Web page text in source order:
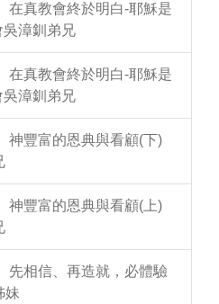
在真教會終於明白-耶穌是
吳漳釧弟兄
在真教會終於明白-耶穌是
吳漳釧弟兄
神豐富的恩典與看顧(下)
神豐富的恩典與看顧(上)
先相信、再造就，必體驗
妹